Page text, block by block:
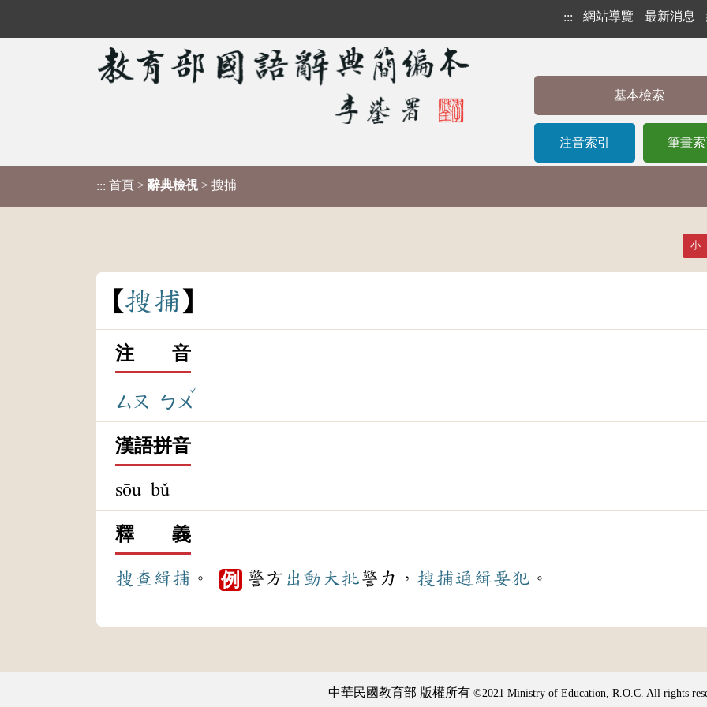
::: 網站導覽 最新消息
基本檢索
注音索引 筆畫索
::: 首頁 > 辭典檢視 > 搜捕
小
搜捕
注 音
ㄙㄡ ㄅㄨ
ˇ
漢語拼音
sōu bǔ
釋 義
搜查 緝捕 。 例 警方 出動 大批警力， 搜捕通緝要犯 。
中華民國教育部 版權所有 ©2021 Ministry of Education, R.O.C. All rights